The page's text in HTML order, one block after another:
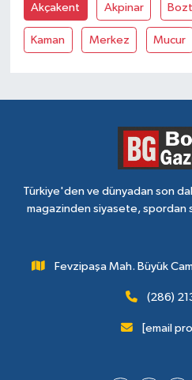
Akçakent Akpinar
Kaman Merkez Mucur
Türkiye'den ve dünyadan son
magazinden siyasete, spordan
Fevzipaşa Mah. Büyük
(286)
[email